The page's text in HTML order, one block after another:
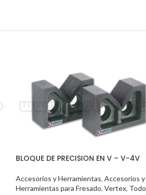
BLOQUE DE PRECISION EN V – V-4V
Accesorios y Herramientas, Accesorios y
Herramientas para Fresado, Vertex, Todo